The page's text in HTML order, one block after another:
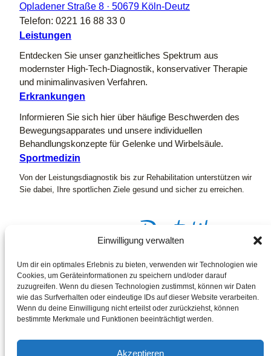
Einwilligung verwalten
Um dir ein optimales Erlebnis zu bieten, verwenden wir Technologien wie
Cookies, um Geräteinformationen zu speichern und/oder darauf
zuzugreifen. Wenn du diesen Technologien zustimmst, können wir Daten
wie das Surfverhalten oder eindeutige IDs auf dieser Website verarbeiten.
Wenn du deine Einwilligung nicht erteilst oder zurückziehst, können
bestimmte Merkmale und Funktionen beeinträchtigt werden.
Akzeptieren
Opladener Straße 8 · 50679 Köln-Deutz
Telefon: 0221 16 88 33 0
Leistungen
Entdecken Sie unser ganzheitliches Spektrum aus
modernster High-Tech-Diagnostik, konservativer Therapie
und minimalinvasiven Verfahren.
Erkrankungen
Informieren Sie sich hier über häufige Beschwerden des
Bewegungsapparates und unsere individuellen
Behandlungskonzepte für Gelenke und Wirbelsäule.
Sportmedizin
Von der Leistungsdiagnostik bis zur Rehabilitation unterstützen wir
Sie dabei, Ihre sportlichen Ziele gesund und sicher zu erreichen.
Instagram
Facebook